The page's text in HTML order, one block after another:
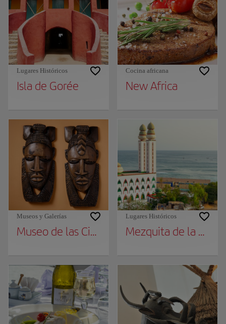
Lugares Históricos
Isla de Gorée
Cocina africana
New Africa
Museos y Galerías
Museo de las Civilizaciones Negras
Lugares Históricos
Mezquita de la